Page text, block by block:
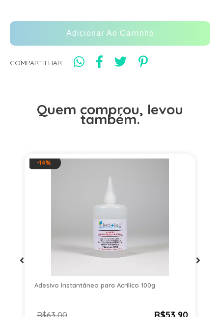
COMPARTILHAR
Quem comprou, levou
também.
-14%
Adesivo Instantâneo para Acrílico 100g
R$63,00